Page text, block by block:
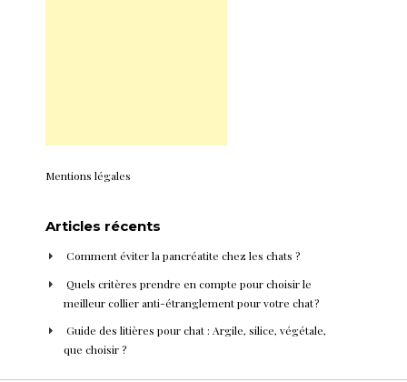
Mentions légales
Articles récents
Comment éviter la pancréatite chez les chats ?
Quels critères prendre en compte pour choisir le
meilleur collier anti-étranglement pour votre chat ?
Guide des litières pour chat : Argile, silice, végétale,
que choisir ?